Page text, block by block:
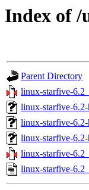
Index of
Parent Directory
linux-starfive-
linux-starfive-
linux-starfive-
linux-starfive-
linux-starfive-
linux-starfive-